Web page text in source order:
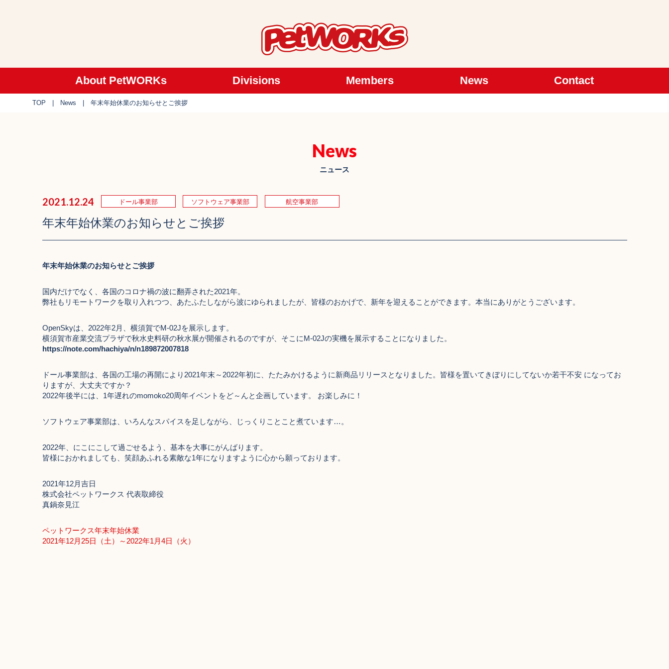
About PetWORKs Divisions Members News Contact
TOP News 年末年始休業のお知らせとご挨拶
News
ニュース
2021.12.24 ドール事業部 ソフトウェア事業部 航空事業部
年末年始休業のお知らせとご挨拶
年末年始休業のお知らせとご挨拶
国内だけでなく、各国のコロナ禍の波に翻弄された2021年。
弊社もリモートワークを取り入れつつ、あたふたしながら波にゆられましたが、皆様のおかげで、新年を迎えることができます。本当にありがとうございます。
OpenSkyは、2022年2月、横須賀でM-02Jを展示します。
横須賀市産業交流プラザで秋水史料研の秋水展が開催されるのですが、そこにM-02Jの実機を展示することになりました。
https://note.com/hachiya/n/n189872007818
ドール事業部は、各国の工場の再開により2021年末～2022年初に、たたみかけるように新商品リリースとなりました。皆様を置いてきぼりにしてないか若干不安 になってお
りますが、大丈夫ですか？
2022年後半には、1年遅れのmomoko20周年イベントをど～んと企画しています。 お楽しみに！
ソフトウェア事業部は、いろんなスパイスを足しながら、じっくりことこと煮ています…。
2022年、にこにこして過ごせるよう、基本を大事にがんばります。
皆様におかれましても、笑顔あふれる素敵な1年になりますように心から願っております。
2021年12月吉日
株式会社ペットワークス 代表取締役
真鍋奈見江
ペットワークス年末年始休業
2021年12月25日（土）～2022年1月4日（火）